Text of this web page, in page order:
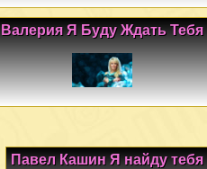
Валерия Я Буду Ждать Тебя
Павел Кашин Я найду тебя